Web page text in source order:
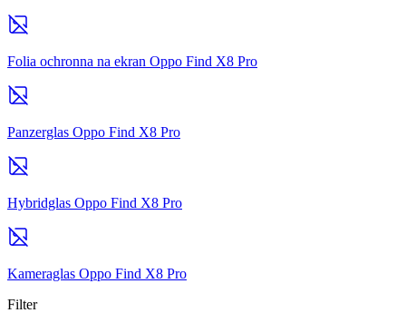
Folia ochronna na ekran Oppo Find X8 Pro
Panzerglas Oppo Find X8 Pro
Hybridglas Oppo Find X8 Pro
Kameraglas Oppo Find X8 Pro
Filter